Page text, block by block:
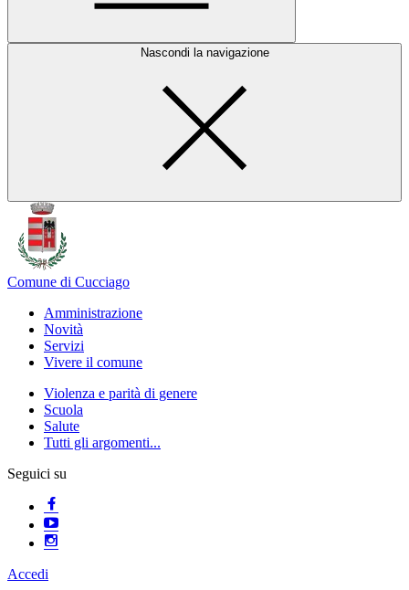
Nascondi la navigazione
Comune di Cucciago
Amministrazione
Novità
Servizi
Vivere il comune
Violenza e parità di genere
Scuola
Salute
Tutti gli argomenti...
Seguici su
Accedi